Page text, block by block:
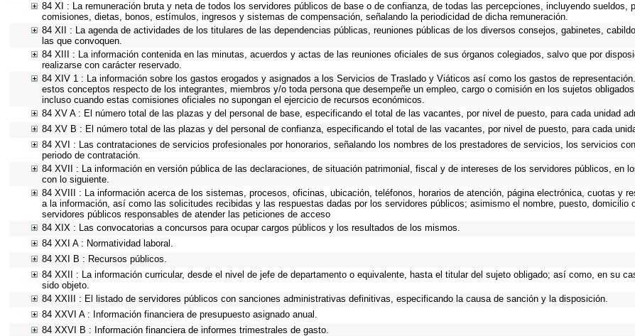
84 XI : La remuneración bruta y neta de todos los servidores públicos de base o de confianza, de todas las percepciones, incluyendo sueldos,
comisiones, dietas, bonos, estímulos, ingresos y sistemas de compensación, señalando la periodicidad de dicha remuneración.
84 XII : La agenda de actividades de los titulares de las dependencias públicas, reuniones públicas de los diversos consejos, gabinetes,
las que convoquen.
84 XIII : La información contenida en las minutas, acuerdos y actas de las reuniones oficiales de sus órganos colegiados, salvo que por
realizarse con carácter reservado.
84 XIV 1 : La información sobre los gastos erogados y asignados a los Servicios de Traslado y Viáticos así como los gastos de
estos conceptos respecto de los integrantes, miembros y/o toda persona que desempeñe un empleo, cargo o comisión en los sujetos
incluso cuando estas comisiones oficiales no supongan el ejercicio de recursos económicos.
84 XV A : El número total de las plazas y del personal de base, especificando el total de las vacantes, por nivel de puesto, para cada unidad
84 XV B : El número total de las plazas y del personal de confianza, especificando el total de las vacantes, por nivel de puesto, para cada
84 XVI : Las contrataciones de servicios profesionales por honorarios, señalando los nombres de los prestadores de servicios, los servicios
periodo de contratación.
84 XVII : La información en versión pública de las declaraciones, de situación patrimonial, fiscal y de intereses de los servidores públicos, en
con lo siguiente.
84 XVIII : La información acerca de los sistemas, procesos, oficinas, ubicación, teléfonos, horarios de atención, página electrónica, cuotas y
a la información, así como las solicitudes recibidas y las respuestas dadas por los servidores públicos; asimismo el nombre, puesto, domicilio
servidores públicos responsables de atender las peticiones de acceso
84 XIX : Las convocatorias a concursos para ocupar cargos públicos y los resultados de los mismos.
84 XXI A : Normatividad laboral.
84 XXI B : Recursos públicos.
84 XXII : La información curricular, desde el nivel de jefe de departamento o equivalente, hasta el titular del sujeto obligado; así como, en su
sido objeto.
84 XXIII : El listado de servidores públicos con sanciones administrativas definitivas, especificando la causa de sanción y la disposición.
84 XXVI A : Información financiera de presupuesto asignado anual.
84 XXVI B : Información financiera de informes trimestrales de gasto.